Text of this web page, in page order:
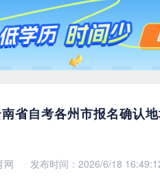
省自考各州市报名确认
网 发布时间：2026/6/18